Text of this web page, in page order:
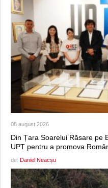
08 august 2026
Din Țara Soarelui Răsare pe
UPT pentru a promova
de: Daniel Neacșu